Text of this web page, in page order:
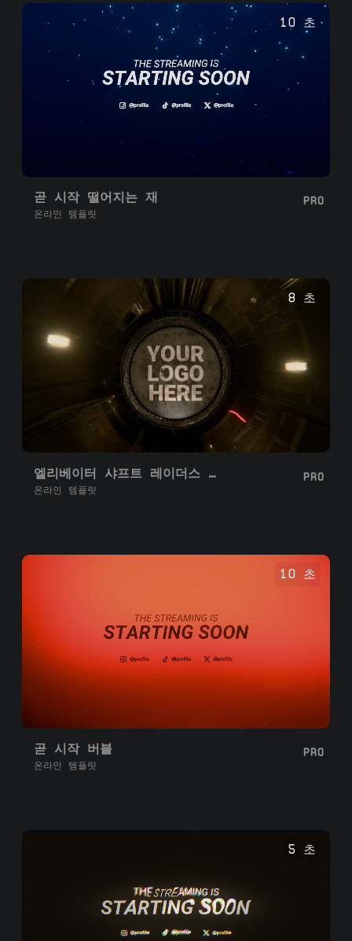
10 초
곧 시작 떨어지는 재
온라인 템플릿
PRO
8 초
엘리베이터 샤프트 레이더스 루프
온라인 템플릿
PRO
10 초
곧 시작 버블
온라인 템플릿
PRO
5 초